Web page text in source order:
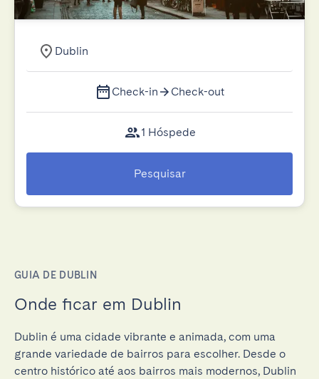
Dublin
Check-in Check-out
1 Hóspede
Pesquisar
GUIA DE DUBLIN
Onde ficar em Dublin
Dublin é uma cidade vibrante e animada, com uma
grande variedade de bairros para escolher. Desde o
centro histórico até aos bairros mais modernos, Dublin